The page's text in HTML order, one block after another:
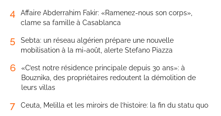
4
Affaire Abderrahim Fakir: «Ramenez-nous son corps»,
clame sa famille à Casablanca
5
Sebta: un réseau algérien prépare une nouvelle
mobilisation à la mi-août, alerte Stefano Piazza
6
«C’est notre résidence principale depuis 30 ans»: à
Bouznika, des propriétaires redoutent la démolition de
leurs villas
7 Ceuta, Melilla et les miroirs de l’histoire: la fin du statu quo